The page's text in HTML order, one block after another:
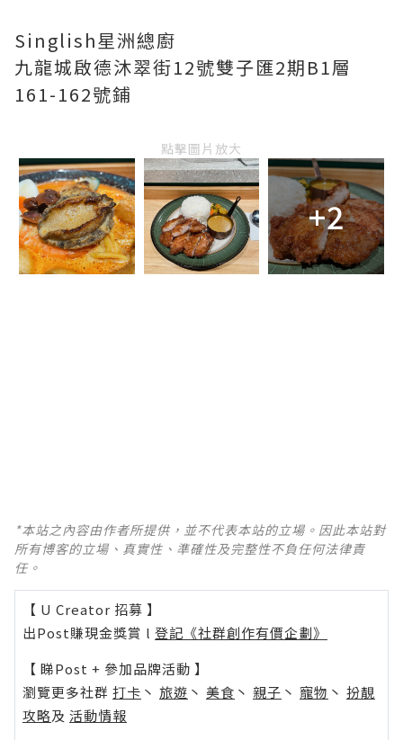
Singlish星洲總廚
九龍城啟德沐翠街12號雙子匯2期B1層
161-162號鋪
點擊圖片放大
+2
*本站之內容由作者所提供，並不代表本站的立場。因此本站對
所有博客的立場、真實性、準確性及完整性不負任何法律責
任。
【 U Creator 招募 】
出Post賺現金獎賞 l 登記《社群創作有價企劃》
【 睇Post + 參加品牌活動 】
瀏覽更多社群 打卡 丶 旅遊 丶 美食 丶 親子 丶 寵物 丶 扮靚
攻略及 活動情報